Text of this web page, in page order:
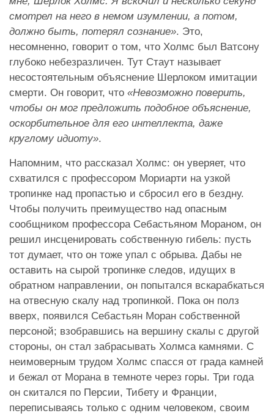
смотрел на него в немом изумлении, а потом,
должно быть, потерял сознание». Это,
несомненно, говорит о том, что Холмс был Ватсону
глубоко небезразличен. Тут Стаут называет
несостоятельным объяснение Шерлоком имитации
смерти. Он говорит, что «Невозможно поверить,
чтобы он мог предложить подобное объяснение,
оскорбительное для его интеллекта, даже
круглому идиоту».
Напомним, что рассказал Холмс: он уверяет, что
схватился с профессором Мориарти на узкой
тропинке над пропастью и сбросил его в бездну.
Чтобы получить преимущество над опасным
сообщником профессора Себастьяном Мораном, он
решил инсценировать собственную гибель: пусть
тот думает, что он тоже упал с обрыва. Дабы не
оставить на сырой тропинке следов, идущих в
обратном направлении, он попытался вскарабкаться
на отвесную скалу над тропинкой. Пока он полз
вверх, появился Себастьян Моран собственной
персоной; взобравшись на вершину скалы с другой
стороны, он стал забрасывать Холмса камнями. С
неимоверным трудом Холмс спасся от града камней
и бежал от Морана в темноте через горы. Три года
он скитался по Персии, Тибету и Франции,
переписываясь только с одним человеком, своим